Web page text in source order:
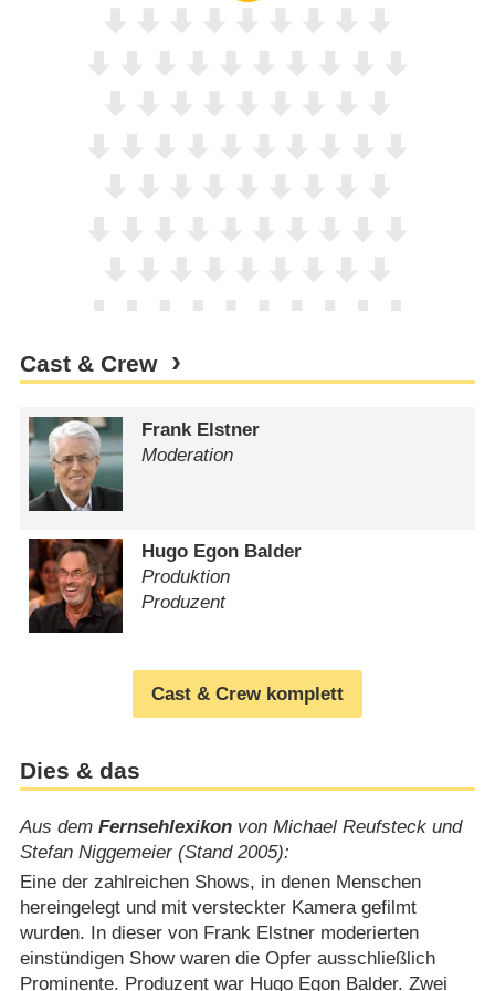
Cast & Crew
Frank Elstner
Moderation
Hugo Egon Balder
Produktion
Produzent
Cast & Crew komplett
Dies & das
Aus dem Fernsehlexikonvon Michael Reufsteck und
Stefan Niggemeier (Stand 2005):
Eine der zahlreichen Shows, in denen Menschen
hereingelegt und mit versteckter Kamera gefilmt
wurden. In dieser von Frank Elstner moderierten
einstündigen Show waren die Opfer ausschließlich
Prominente. Produzent war Hugo Egon Balder. Zwei